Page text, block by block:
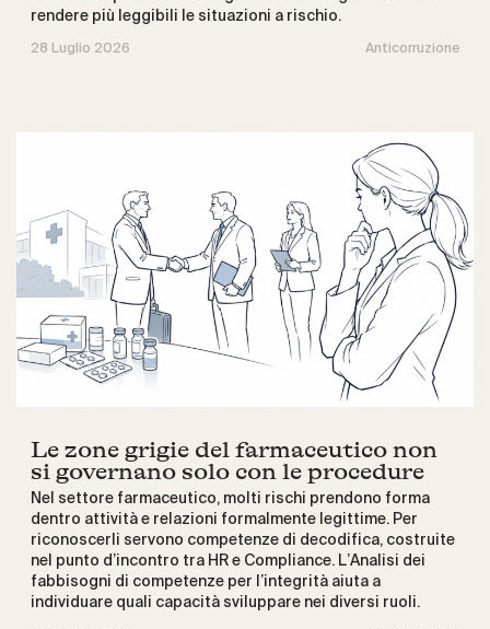
rendere più leggibili le situazioni a rischio.
28 Luglio 2026 Anticorruzione
Le zone grigie del farmaceutico non
si governano solo con le procedure
Nel settore farmaceutico, molti rischi prendono forma
dentro attività e relazioni formalmente legittime. Per
riconoscerli servono competenze di decodifica, costruite
nel punto d’incontro tra HR e Compliance. L’Analisi dei
fabbisogni di competenze per l’integrità aiuta a
individuare quali capacità sviluppare nei diversi ruoli.